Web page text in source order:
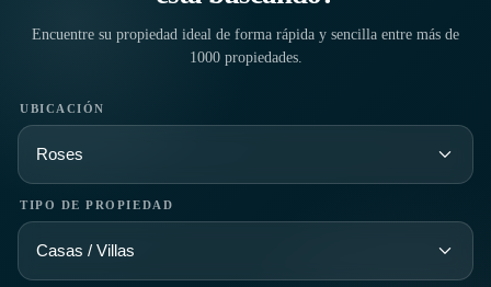
‹ ›
Encuentre su propiedad ideal de forma rápida y sencilla entre más de
1000 propiedades.
UBICACIÓN
TIPO DE PROPIEDAD